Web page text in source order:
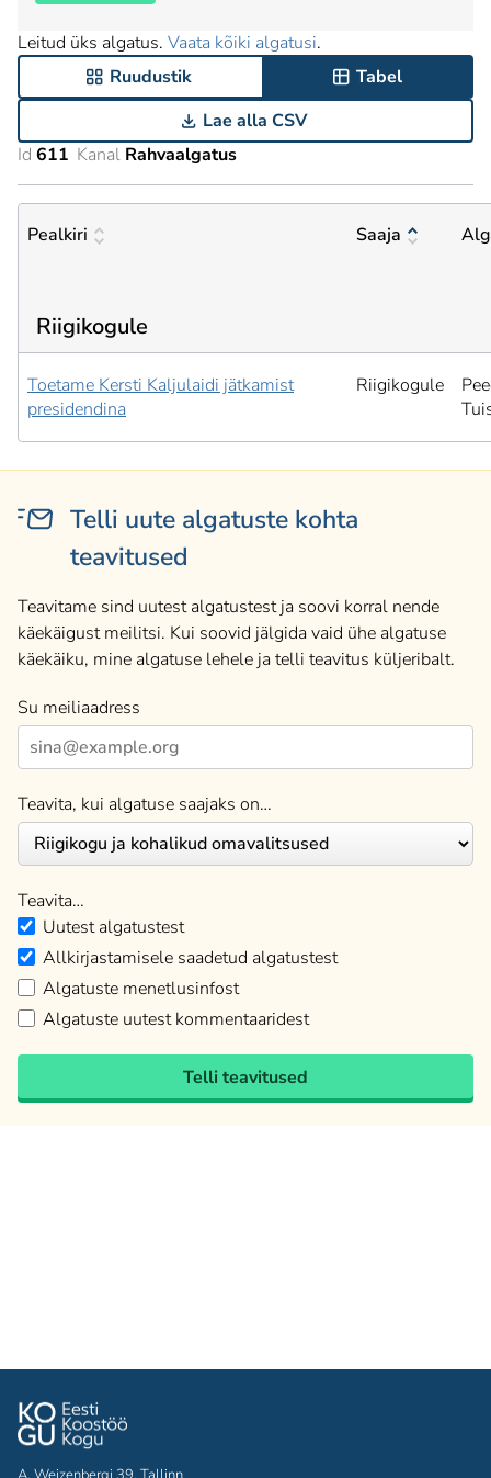
Leitud üks algatus. Vaata kõiki algatusi.
Ruudustik
Tabel
Lae alla CSV
Id 611 Kanal Rahvaalgatus
Pealkiri Saaja
Riigikogule
Toetame Kersti Kaljulaidi jätkamist
presidendina
Riigikogule
Telli uute algatuste kohta
teavitused
Teavitame sind uutest algatustest ja soovi korral nende
käekäigust meilitsi. Kui soovid jälgida vaid ühe algatuse
käekäiku, mine algatuse lehele ja telli teavitus küljeribalt.
Su meiliaadress
Teavita, kui algatuse saajaks on…
Teavita…
Uutest algatustest
Allkirjastamisele saadetud algatustest
Algatuste menetlusinfost
Algatuste uutest kommentaaridest
Telli teavitused